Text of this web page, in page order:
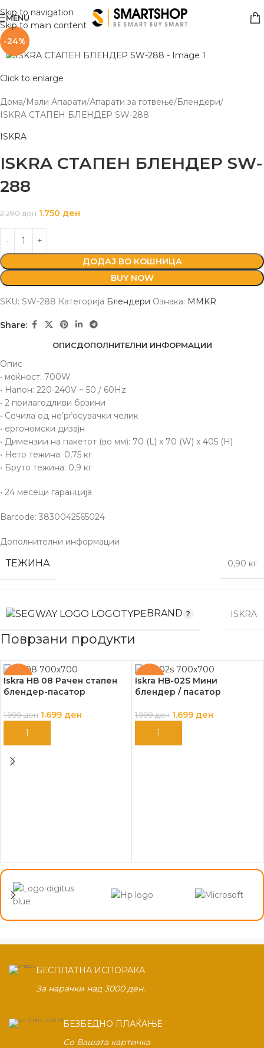
Skip to navigation
Skip to main content
MENU
-24%
Click to enlarge
-24%
Дома Мали Апарати Апарати за готвење Блендери
ISKRA СТАПЕН БЛЕНДЕР SW-288
ISKRA
ISKRA СТАПЕН БЛЕНДЕР SW-
288
2.290ден 1.750 ден
ДОДАЈ ВО КОШНИЦА
BUY NOW
SKU: SW-288 Категорија Блендери Ознака: MMKR
Share:
ОПИСДОПОЛНИТЕЛНИ ИНФОРМАЦИИ
Опис
• моќност: 700W
• Напон: 220-240V ~ 50 / 60Hz
• 2 прилагодливи брзини
• Сечила од не’рѓосувачки челик
• ергономски дизајн
• Димензии на пакетот (во мм): 70 (L) x 70 (W) x 405 (H)
• Нето тежина: 0,75 кг
• Бруто тежина: 0,9 кг
• 24 месеци гаранција
Barcode: 3830042565024
Дополнителни информации
ТЕЖИНА 0,90 кг
BRAND ISKRA
Поврзани продукти
-15%
Iskra HB 08 Рачен стапен
блендер-пасатор
1.999ден 1.699 ден
ДОДАЈ ВО КОШНИЦА
-15%
Iskra HB-02S Мини
блендер / пасатор
1.999ден 1.699 ден
ДОДАЈ ВО КОШНИЦА
БЕСПЛАТНА ИСПОРАКА
За нарачки над 3000 ден.
БЕЗБЕДНО ПЛАЌАЊЕ
Со Вашата картичка